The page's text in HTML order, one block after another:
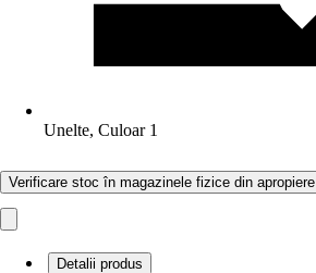
Unelte, Culoar 1
Verificare stoc în magazinele fizice din apropiere
Detalii produs